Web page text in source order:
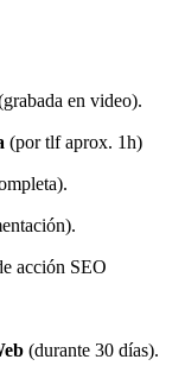
en video).
(por tlf aprox. 1h)
acción SEO
(durante 30 días).